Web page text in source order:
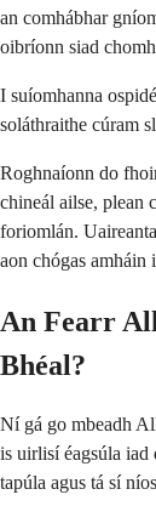
an comhábhar
oibríonn siad
I suíomhanna
soláthraithe cúram
Roghnaíonn do
chineál ailse, plean
foriomlán.
aon chógas amháin
An Fearr
Bhéal?
Ní gá go mbeadh
is uirlisí éagsúla
tapúla agus tá sí